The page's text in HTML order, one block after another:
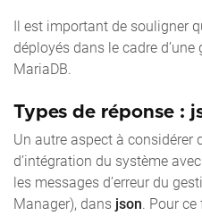
Il est important de souligner
déployés dans le cadre
MariaDB.
Types de réponse :
Un autre aspect à considérer
d’intégration du système
les messages d’erreur du
Manager), dans json. Pour